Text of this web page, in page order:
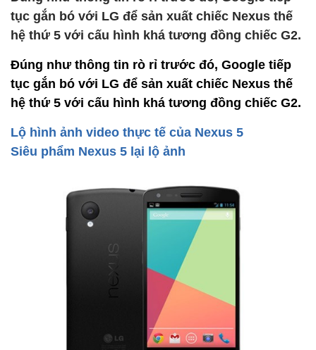
tục gắn bó với LG để sản xuất chiếc Nexus thế
hệ thứ 5 với cấu hình khá tương đồng chiếc G2.
Đúng như thông tin rò rỉ trước đó, Google tiếp
tục gắn bó với LG để sản xuất chiếc Nexus thế
hệ thứ 5 với cấu hình khá tương đồng chiếc G2.
Lộ hình ảnh video thực tế của Nexus 5
Siêu phẩm Nexus 5 lại lộ ảnh